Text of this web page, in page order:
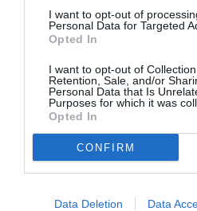
I want to opt-out of
Personal Data for Targeted
Opted In
I want to opt-out of
Retention, Sale, and/or
Personal Data that Is
Purposes for which it was
Opted In
CONFIRM
Data Deletion Data